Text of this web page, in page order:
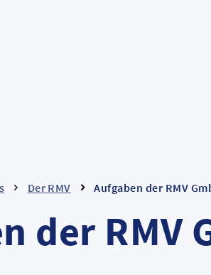
Der RMV Aufgaben der RMV
der RMV